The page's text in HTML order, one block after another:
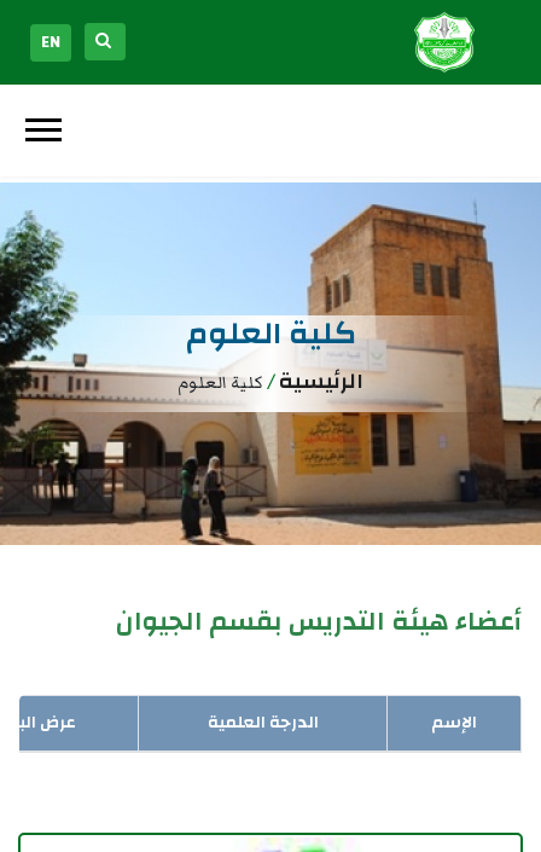
EN
كلية العلوم
الرئيسية/كلية العلوم
أعضاء هيئة التدريس بقسم الجيوان
الإسم الدرجة العلمية عرض